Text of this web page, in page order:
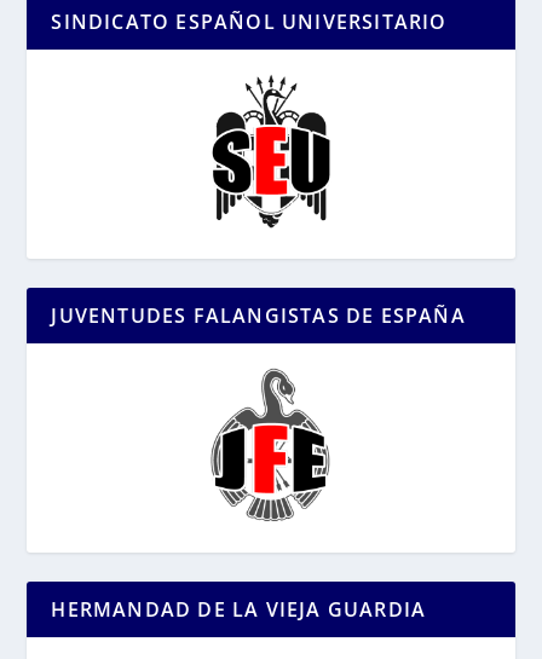
SINDICATO ESPAÑOL UNIVERSITARIO
JUVENTUDES FALANGISTAS DE ESPAÑA
HERMANDAD DE LA VIEJA GUARDIA